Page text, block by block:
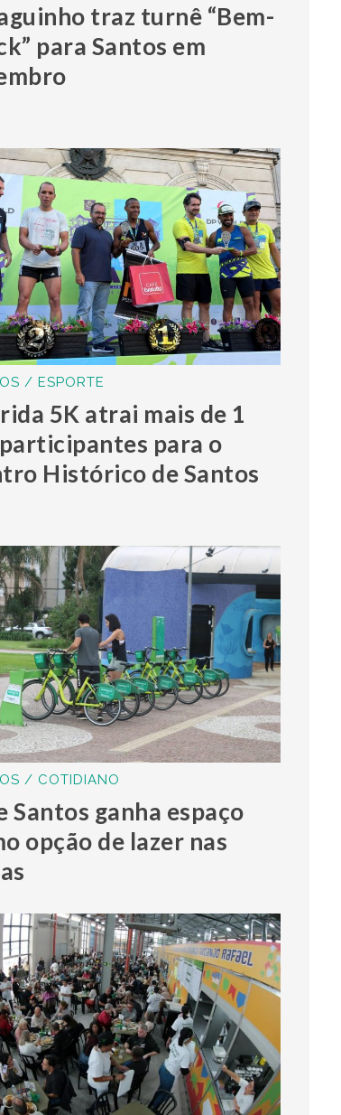
traz turnê “Bem-
para Santos em
/ ESPORTE
5K atrai mais de 1
para o
Histórico de Santos
/ COTIDIANO
Santos ganha espaço
opção de lazer nas